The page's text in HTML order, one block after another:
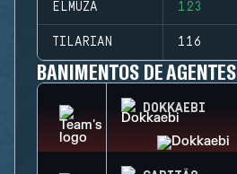
ELMUZA 123
TILARIAN 116
BANIMENTOS DE AGENTES
DOKKAEBI